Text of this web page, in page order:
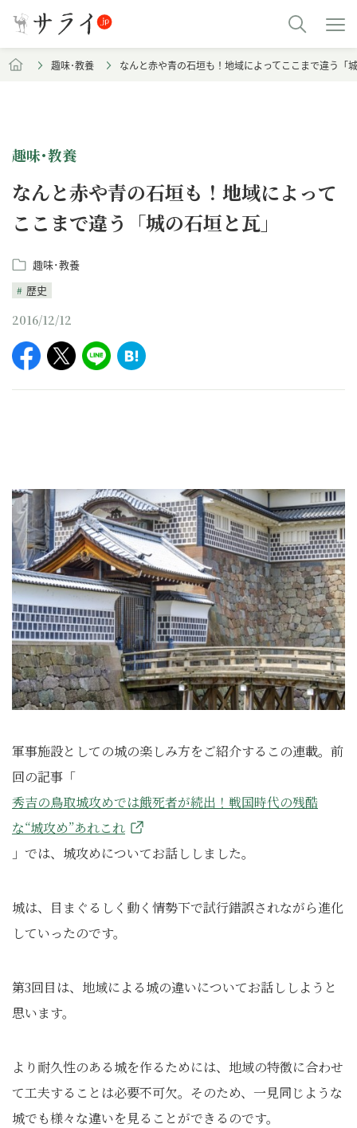
趣味･教養 なんと赤や青の石垣も！地域によってここまで違う「
趣味･教養
なんと赤や青の石垣も！地域によって
ここまで違う「城の石垣と瓦」
趣味･教養
歴史
2016/12/12
軍事施設としての城の楽しみ方をご紹介するこの連載。前
回の記事「
秀吉の鳥取城攻めでは餓死者が続出！戦国時代の残酷
な“城攻め”あれこれ
」では、城攻めについてお話ししました。
城は、目まぐるしく動く情勢下で試行錯誤されながら進化
していったのです。
第3回目は、地域による城の違いについてお話ししようと
思います。
より耐久性のある城を作るためには、地域の特徴に合わせ
て工夫することは必要不可欠。そのため、一見同じような
城でも様々な違いを見ることができるのです。